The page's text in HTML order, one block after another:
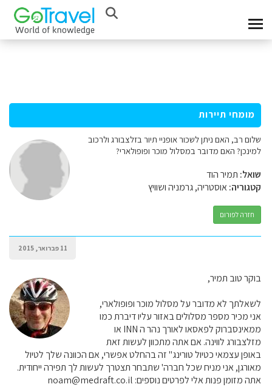
מומחי תיירות
שלום רב, האם ניתן לשכור אופניי תיור בזלצבורג ולרכוב
למינכן? האם מדובר במסלול מוכר ופופולארי?
שואל: תמיר הוד
קטגוריה:אוסטריה, גרמניה ושוויץ
חזרה לפורום
11 פברואר, 2015
בוקר טוב תמיר,
לשאלתך לא מדובר על מסלול מוכר ופופולארי,
אני מכיר מספר מסלולים באזור עליו דיברת כמו
ממאינסברוק לפאסאו לאורך נהר ה INN או
מזלצבורג לווינה. אם אתה מתכוון לעשות זאת
באופן עצמאי כטיול טורינג" זה בהחלט אפשרי, אם הכוונה שלך לטיול
מאורגן, אני מניח שכל חברה' שתבחר תצטרך לעשות לך תפירה ייחודית.
אתה מזומן פנות אלי לפרטים נוספים: noam@medraft.co.il